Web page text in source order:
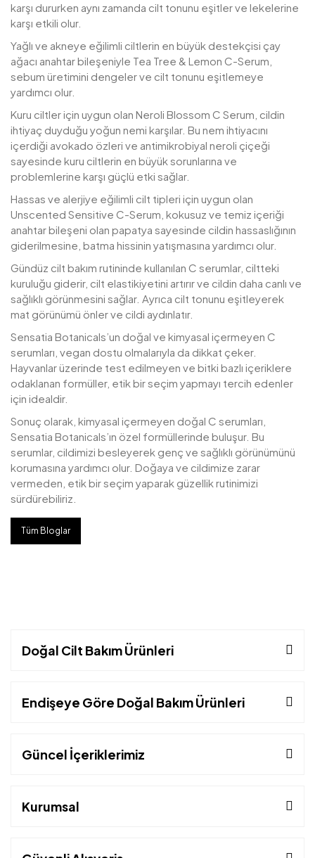
karşı dururken aynı zamanda cilt tonunu eşitler ve lekelerine
karşı etkili olur.
Yağlı ve akneye eğilimli ciltlerin en büyük destekçisi çay
ağacı anahtar bileşeniyle Tea Tree & Lemon C-Serum,
sebum üretimini dengeler ve cilt tonunu eşitlemeye
yardımcı olur.
Kuru ciltler için uygun olan Neroli Blossom C Serum, cildin
ihtiyaç duyduğu yoğun nemi karşılar. Bu nem ihtiyacını
içerdiği avokado özleri ve antimikrobiyal neroli çiçeği
sayesinde kuru ciltlerin en büyük sorunlarına ve
problemlerine karşı güçlü etki sağlar.
Hassas ve alerjiye eğilimli cilt tipleri için uygun olan
Unscented Sensitive C-Serum, kokusuz ve temiz içeriği
anahtar bileşeni olan papatya sayesinde cildin hassaslığının
giderilmesine, batma hissinin yatışmasına yardımcı olur.
Gündüz cilt bakım rutininde kullanılan C serumlar, ciltteki
kuruluğu giderir, cilt elastikiyetini artırır ve cildin daha canlı ve
sağlıklı görünmesini sağlar. Ayrıca cilt tonunu eşitleyerek
mat görünümü önler ve cildi aydınlatır.
Sensatia Botanicals’un doğal ve kimyasal içermeyen C
serumları, vegan dostu olmalarıyla da dikkat çeker.
Hayvanlar üzerinde test edilmeyen ve bitki bazlı içeriklere
odaklanan formüller, etik bir seçim yapmayı tercih edenler
için idealdir.
Sonuç olarak, kimyasal içermeyen doğal C serumları,
Sensatia Botanicals’ın özel formüllerinde buluşur. Bu
serumlar, cildimizi besleyerek genç ve sağlıklı görünümünü
korumasına yardımcı olur. Doğaya ve cildimize zarar
vermeden, etik bir seçim yaparak güzellik rutinimizi
sürdürebiliriz.
Tüm Bloglar
Doğal Cilt Bakım Ürünleri
Endişeye Göre Doğal Bakım Ürünleri
Güncel İçeriklerimiz
Kurumsal